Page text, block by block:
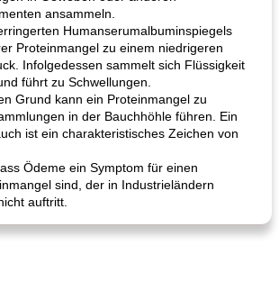
ansammeln.
Humanserumalbuminspiegels
Proteinmangel zu einem niedrigeren
Infolgedessen sammelt sich Flüssigkeit
führt zu Schwellungen.
Grund kann ein Proteinmangel zu
in der Bauchhöhle führen. Ein
ist ein charakteristisches Zeichen von
Ödeme ein Symptom für einen
sind, der in Industrieländern
auftritt.